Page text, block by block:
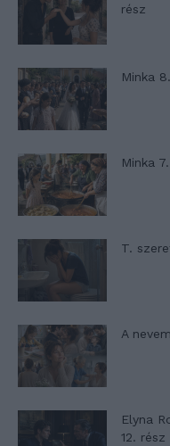
rész
Minka
Minka
T.
A
Elyna
12. rész